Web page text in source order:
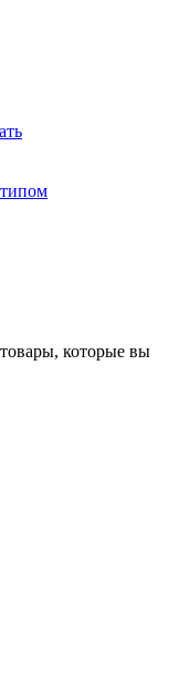
которые вы